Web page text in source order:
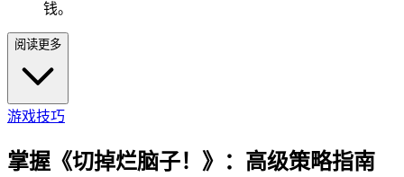
钱。
阅读更多
游戏技巧
掌握《切掉烂脑子！》：高级策略指南